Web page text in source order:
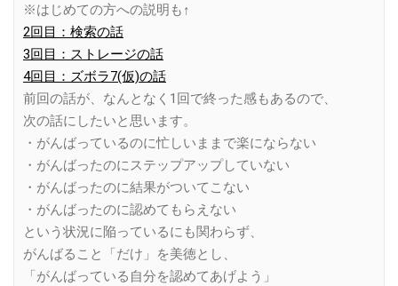
※はじめての方への説明も↑
2回目：検索の話
3回目：ストレージの話
4回目：ズボラ7(仮)の話
前回の話が、なんとなく1回で終った感もあるので、
次の話にしたいと思います。
・がんばっているのに忙しいままで楽にならない
・がんばったのにステップアップしていない
・がんばったのに結果がついてこない
・がんばったのに認めてもらえない
という状況に陥っているにも関わらず、
がんばること「だけ」を美徳とし、
「がんばっている自分を認めてあげよう」